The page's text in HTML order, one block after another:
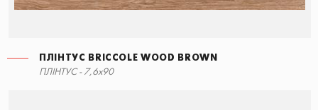
ПЛІНТУС BRICCOLE WOOD BROWN
ПЛІНТУС - 7,6x90
СХОДИНКА КУТОВА ЛІВА
15x34,5
ПЛІНТУС BRICCOLE WOOD BROWN
7,6x90